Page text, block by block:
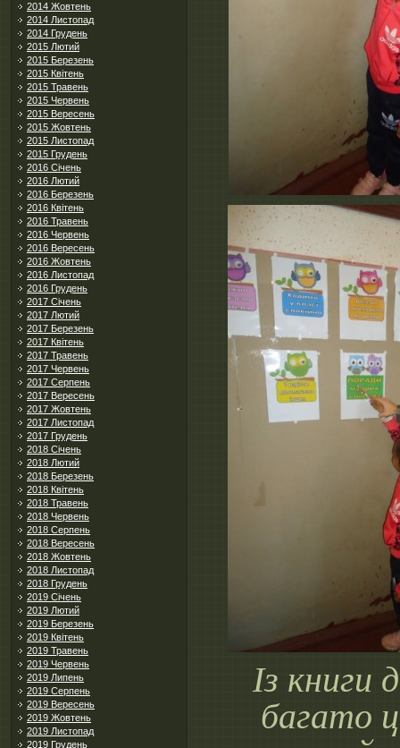
2014 Жовтень
2014 Листопад
2014 Грудень
2015 Лютий
2015 Березень
2015 Квітень
2015 Травень
2015 Червень
2015 Вересень
2015 Жовтень
2015 Листопад
2015 Грудень
2016 Січень
2016 Лютий
2016 Березень
2016 Квітень
2016 Травень
2016 Червень
2016 Вересень
2016 Жовтень
2016 Листопад
2016 Грудень
2017 Січень
2017 Лютий
2017 Березень
2017 Квітень
2017 Травень
2017 Червень
2017 Серпень
2017 Вересень
2017 Жовтень
2017 Листопад
2017 Грудень
2018 Січень
2018 Лютий
2018 Березень
2018 Квітень
2018 Травень
2018 Червень
2018 Серпень
2018 Вересень
2018 Жовтень
2018 Листопад
2018 Грудень
2019 Січень
2019 Лютий
2019 Березень
2019 Квітень
2019 Травень
2019 Червень
2019 Липень
2019 Серпень
2019 Вересень
2019 Жовтень
2019 Листопад
2019 Грудень
Із книги
багато